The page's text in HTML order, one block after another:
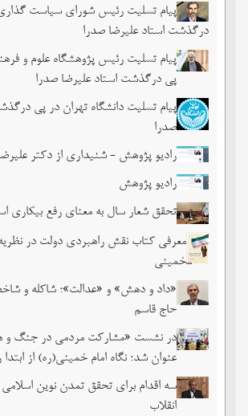
پیام تسلیت رئیس شورای سیاست
درگذشت استاد علیرضا صدرا
پیام تسلیت رئیس پژوهشگاه علوم و
پی درگذشت استاد علیرضا صدرا
پیام تسلیت دانشگاه تهران در پی
صدرا
رادیو پژوهش - شنیداری از دکتر
رادیو پژوهش
تحقق شعار سال به معنای رفع بیکاری
معرفی کتاب نقش راهبردی دولت در
خمینی
«داد و دهش» و «عدالت»؛ شاکله و
حاج قاسم
در نشست «مشارکت مردمی در جنگ و
عنوان شد؛ نگاه امام خمینی(ره) از
سه اقدام برای تحقق تمدن نوین
انقلاب